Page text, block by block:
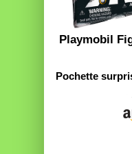
Playmobil
Pochette